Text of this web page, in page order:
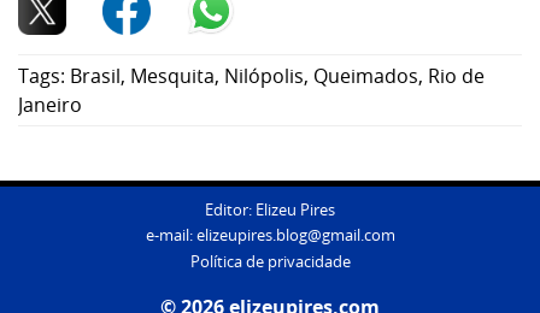
Tags: Brasil, Mesquita, Nilópolis, Queimados, Rio de
Janeiro
Editor: Elizeu Pires
e-mail:elizeupires.blog@gmail.com
Política de privacidade
© 2026 elizeupires.com